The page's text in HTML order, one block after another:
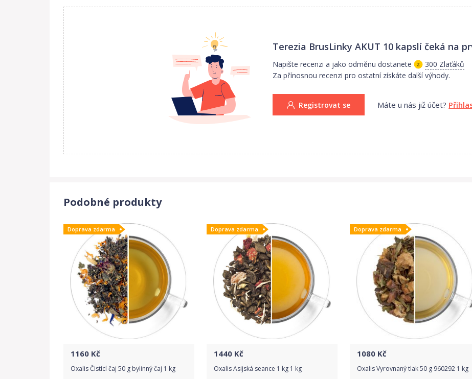
Terezia BrusLinky AKUT 10 kapslí čeká na
Napište recenzi a jako odměnu dostanete
300 Zlaťáků
Za přínosnou recenzi pro ostatní získáte další výhody.
Registrovat se Máte u nás již účet?
Podobné produkty
Doprava zdarma
1160 Kč
Oxalis Čistící čaj 50 g bylinný čaj 1 kg
Doprava zdarma
1440 Kč
Oxalis Asijská seance 1 kg 1 kg
Doprava zdarma
1080 Kč
Oxalis Vyrovnaný tlak 50 g 960292 1 kg